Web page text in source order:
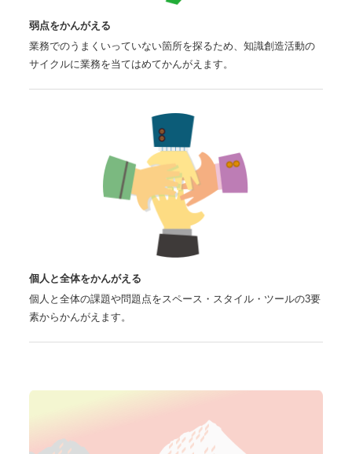
弱点をかんがえる
業務でのうまくいっていない箇所を探るため、知識創造活動の
サイクルに業務を当てはめてかんがえます。
個人と全体をかんがえる
個人と全体の課題や問題点をスペース・スタイル・ツールの3要
素からかんがえます。